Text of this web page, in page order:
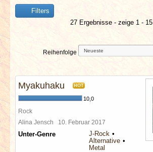
BERICHTE
VERLOSUNGEN
SPECIALS
REDAKTION
Filters
27 Ergebnisse - zeige 1 - 15
Reihenfolge
Myakuhaku HOT
10,0
Rock
Alina Jensch 10. Februar 2017
Unter-Genre
J-Rock
Alternative
Metal